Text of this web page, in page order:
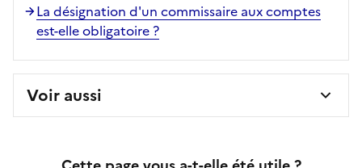
La désignation d'un commissaire aux comptes
est-elle obligatoire ?
Voir aussi